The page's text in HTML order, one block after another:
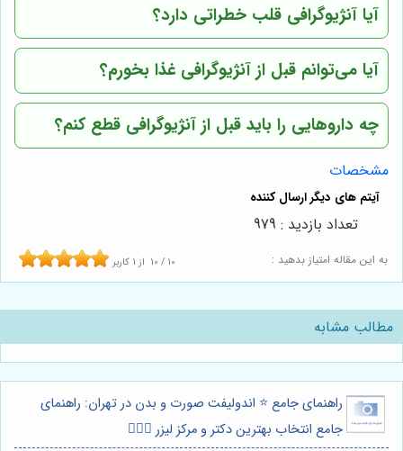
آیا آنژیوگرافی قلب خطراتی دارد؟
آیا می‌توانم قبل از آنژیوگرافی غذا بخورم؟
چه داروهایی را باید قبل از آنژیوگرافی قطع کنم؟
مشخصات
به این مقاله امتیاز بدهید : 10 / 10 از 1 کاربر
تعداد بازدید : 979
مطالب مشابه
راهنمای جامع ⭐️ اندولیفت صورت و بدن در تهران: راهنمای
جامع انتخاب بهترین دکتر و مرکز لیزر 👩🏻‍⚕️